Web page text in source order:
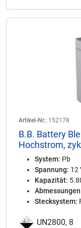
Artikel-Nr.: 152178
B.B. Battery
Hochstrom,
System: Pb
Spannung: 12
Kapazität:
Stecksystem:
UN2800, 8